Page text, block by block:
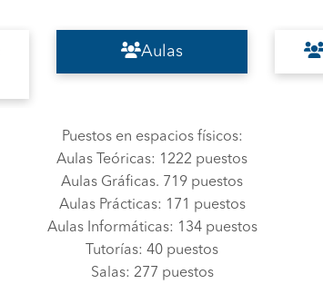
Aulas
Puestos en espacios físicos:
Aulas Teóricas: 1222 puestos
Aulas Gráficas. 719 puestos
Aulas Prácticas: 171 puestos
Aulas Informáticas: 134 puestos
Tutorías: 40 puestos
Salas: 277 puestos